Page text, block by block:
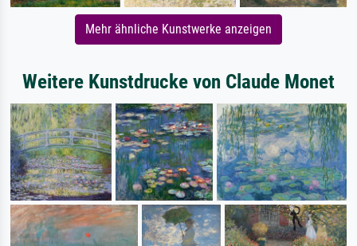
Mehr ähnliche Kunstwerke anzeigen
Weitere Kunstdrucke von Claude Monet